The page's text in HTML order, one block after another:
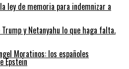
ley de memoria para indemnizar a
y Netanyahu lo que haga falta.
Moratinos: los españoles
Epstein